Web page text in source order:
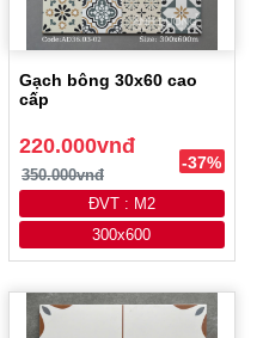
Gạch bông 30x60 cao
cấp
220.000vnđ
350.000vnđ
-37%
ĐVT : M2
300x600